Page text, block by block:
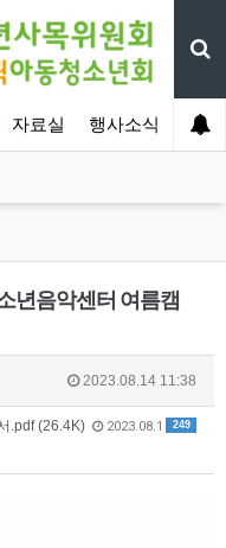
자료실 행사소식
년음악센터 여름캠
2023.08.14 11:38
249
.pdf (26.4K)
2023.08.1